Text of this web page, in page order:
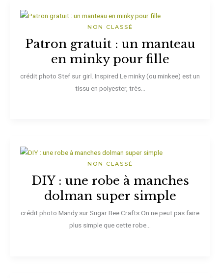
NON CLASSÉ
Patron gratuit : un manteau
en minky pour fille
crédit photo Stef sur girl. Inspired Le minky (ou minkee) est un
tissu en polyester, très...
NON CLASSÉ
DIY : une robe à manches
dolman super simple
crédit photo Mandy sur Sugar Bee Crafts On ne peut pas faire
plus simple que cette robe...